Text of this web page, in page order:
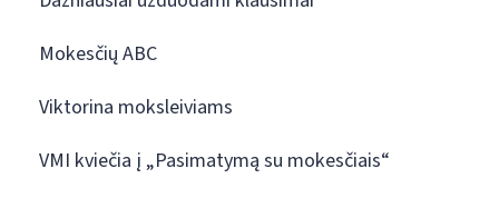
Mokesčių ABC
Viktorina moksleiviams
VMI kviečia į „Pasimatymą su mokesčiais“